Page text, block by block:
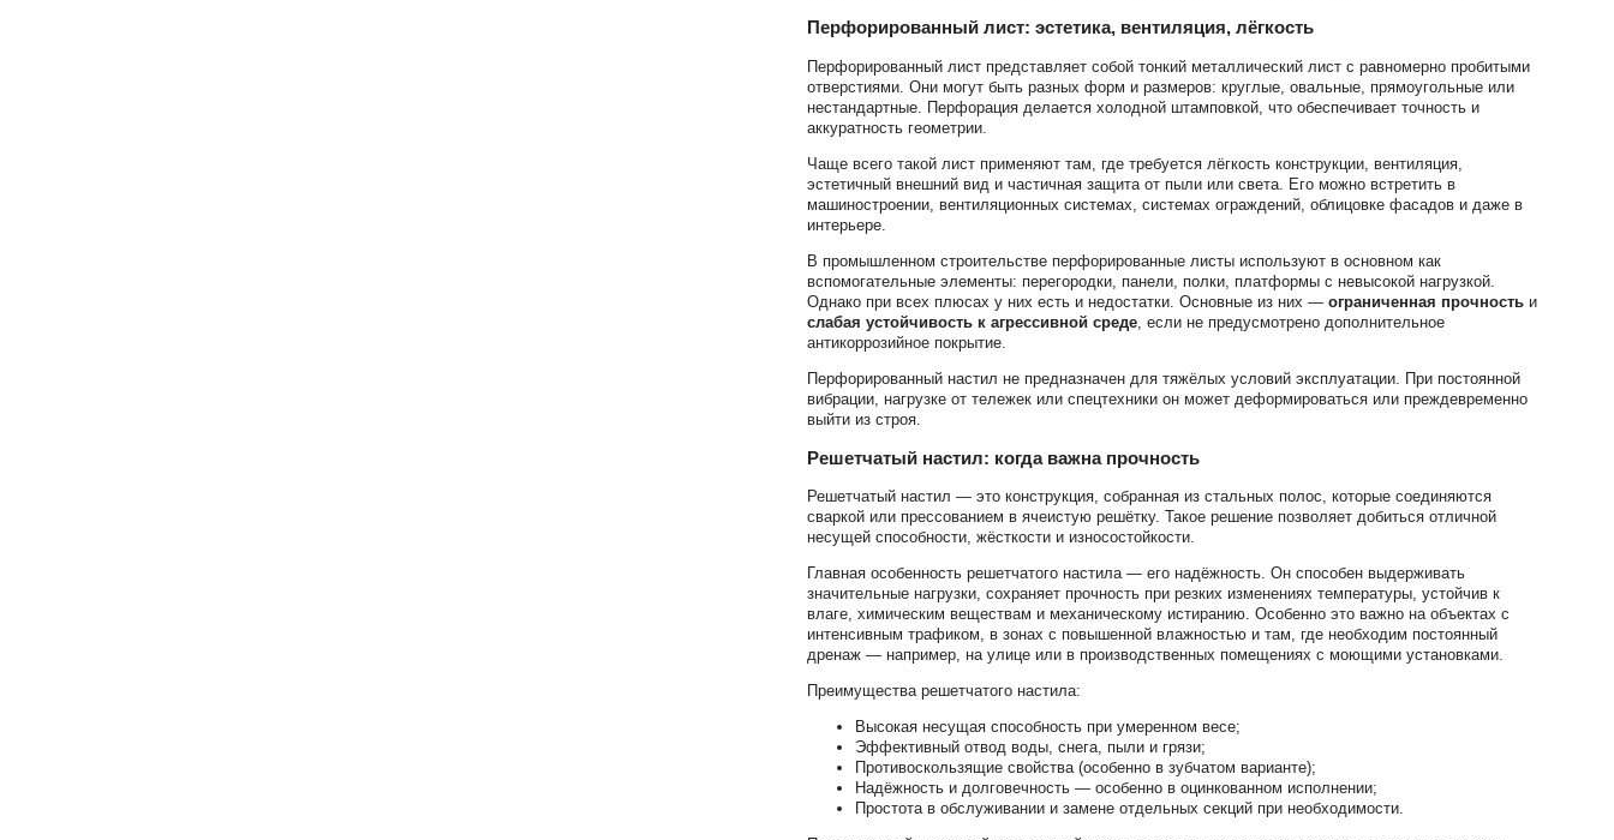
Перфорированный лист: эстетика, вентиляция, лёгкость
Перфорированный лист представляет собой тонкий металлический лист с равномерно пробитыми
отверстиями. Они могут быть разных форм и размеров: круглые, овальные, прямоугольные или
нестандартные. Перфорация делается холодной штамповкой, что обеспечивает точность и
аккуратность геометрии.
Чаще всего такой лист применяют там, где требуется лёгкость конструкции, вентиляция,
эстетичный внешний вид и частичная защита от пыли или света. Его можно встретить в
машиностроении, вентиляционных системах, системах ограждений, облицовке фасадов и даже в
интерьере.
В промышленном строительстве перфорированные листы используют в основном как
вспомогательные элементы: перегородки, панели, полки, платформы с невысокой нагрузкой.
Однако при всех плюсах у них есть и недостатки. Основные из них — ограниченная прочность и
слабая устойчивость к агрессивной среде , если не предусмотрено дополнительное
антикоррозийное покрытие.
Перфорированный настил не предназначен для тяжёлых условий эксплуатации. При постоянной
вибрации, нагрузке от тележек или спецтехники он может деформироваться или преждевременно
выйти из строя.
Решетчатый настил: когда важна прочность
Решетчатый настил — это конструкция, собранная из стальных полос, которые соединяются
сваркой или прессованием в ячеистую решётку. Такое решение позволяет добиться отличной
несущей способности, жёсткости и износостойкости.
Главная особенность решетчатого настила — его надёжность. Он способен выдерживать
значительные нагрузки, сохраняет прочность при резких изменениях температуры, устойчив к
влаге, химическим веществам и механическому истиранию. Особенно это важно на объектах с
интенсивным трафиком, в зонах с повышенной влажностью и там, где необходим постоянный
дренаж — например, на улице или в производственных помещениях с моющими установками.
Преимущества решетчатого настила:
Высокая несущая способность при умеренном весе;
Эффективный отвод воды, снега, пыли и грязи;
Противоскользящие свойства (особенно в зубчатом варианте);
Надёжность и долговечность — особенно в оцинкованном исполнении;
Простота в обслуживании и замене отдельных секций при необходимости.